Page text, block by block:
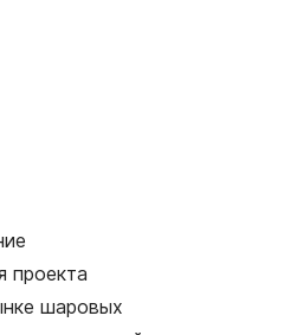
проекта
шаровых